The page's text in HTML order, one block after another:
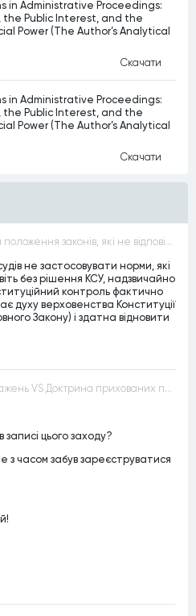
in Administrative Proceedings:
Public Interest, and the
Power (The Author’s Analytical
Скачати
in Administrative Proceedings:
Public Interest, and the
Power (The Author’s Analytical
Скачати
Суди не мають застосовувати положення законів, які не відповідають Конституції, незалежно від того, чи визнавалися вони Конституційним Судом України неконституційними, тобто закони, що суперечать Конституції України не можуть застосовуватися навіть у випадках, коли вони є чинними
не застосовувати норми, які
без рішення КСУ, надзвичайно
контроль фактично
духу верховенства Конституції
Закону) і здатна відновити
Доктрина виключних повноважень VS Доктрина прихованих повноважень
цього заходу?
з часом забув зареєструватися